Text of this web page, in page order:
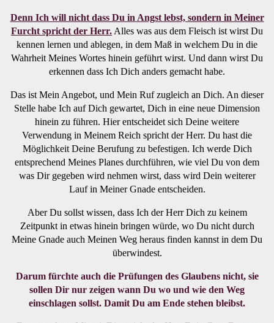
Denn Ich will nicht dass Du in Angst lebst, sondern in Meiner
Furcht spricht der Herr. Alles was aus dem Fleisch ist wirst Du
kennen lernen und ablegen, in dem Maß in welchem Du in die
Wahrheit Meines Wortes hinein geführt wirst. Und dann wirst Du
erkennen dass Ich Dich anders gemacht habe.
Das ist Mein Angebot, und Mein Ruf zugleich an Dich. An dieser
Stelle habe Ich auf Dich gewartet, Dich in eine neue Dimension
hinein zu führen. Hier entscheidet sich Deine weitere
Verwendung in Meinem Reich spricht der Herr. Du hast die
Möglichkeit Deine Berufung zu befestigen. Ich werde Dich
entsprechend Meines Planes durchführen, wie viel Du von dem
was Dir gegeben wird nehmen wirst, dass wird Dein weiterer
Lauf in Meiner Gnade entscheiden.
Aber Du sollst wissen, dass Ich der Herr Dich zu keinem
Zeitpunkt in etwas hinein bringen würde, wo Du nicht durch
Meine Gnade auch Meinen Weg heraus finden kannst in dem Du
überwindest.
Darum fürchte auch die Prüfungen des Glaubens nicht, sie
sollen Dir nur zeigen wann Du wo und wie den Weg
einschlagen sollst. Damit Du am Ende stehen bleibst.